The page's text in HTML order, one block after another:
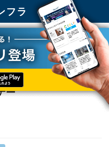
フラ
な4つのアクション - ガートナー
上のために必要な4つ
ー